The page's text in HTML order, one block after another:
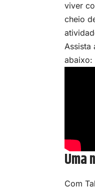
viver
cheio
Assista
abaixo:
Uma
Com